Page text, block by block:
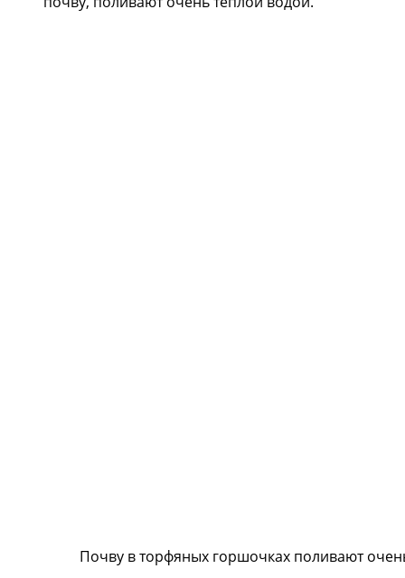
Почву в торфяных горшочках поливают